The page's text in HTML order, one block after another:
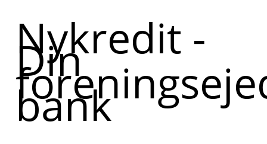
Nykredit -
Din
bank